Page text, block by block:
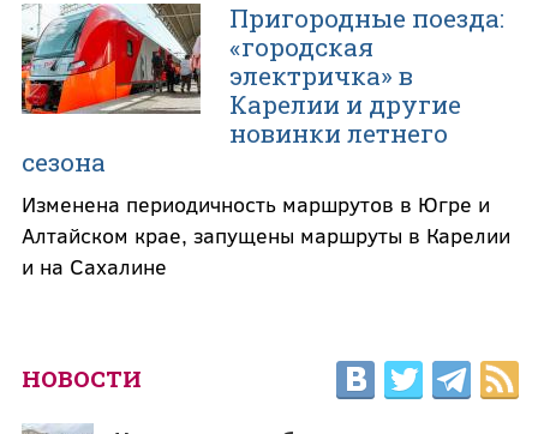
Пригородные поезда:
«городская
электричка» в
Карелии и другие
новинки летнего
сезона
Изменена периодичность маршрутов в Югре и
Алтайском крае, запущены маршруты в Карелии
и на Сахалине
НОВОСТИ